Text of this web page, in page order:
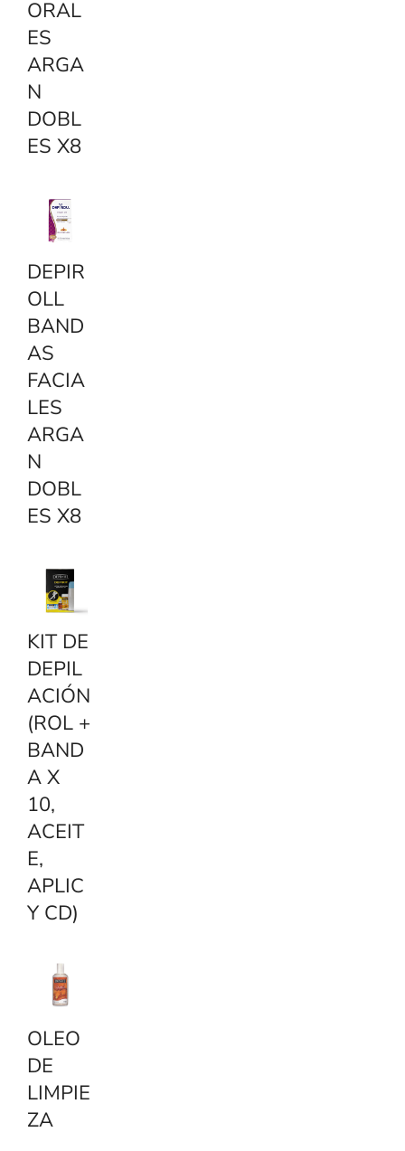
ORAL
ES
ARGA
N
DOBL
ES X8
DEPIR
OLL
BAND
AS
FACIA
LES
ARGA
N
DOBL
ES X8
KIT DE
DEPIL
ACIÓN
(ROL +
BAND
A X
10,
ACEIT
E,
APLIC
Y CD)
OLEO
DE
LIMPIE
ZA